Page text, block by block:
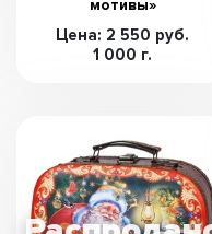
мотивы»
Цена: 2 550 руб.
1 000 г.